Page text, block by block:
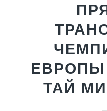
ТАЙ